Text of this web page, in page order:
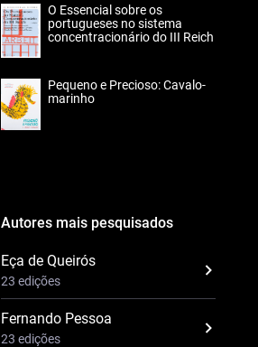
O Essencial sobre os
portugueses no sistema
concentracionário do III Reich
Pequeno e Precioso: Cavalo-
marinho
Autores mais pesquisados
Eça de Queirós
23 edições
Fernando Pessoa
23 edições